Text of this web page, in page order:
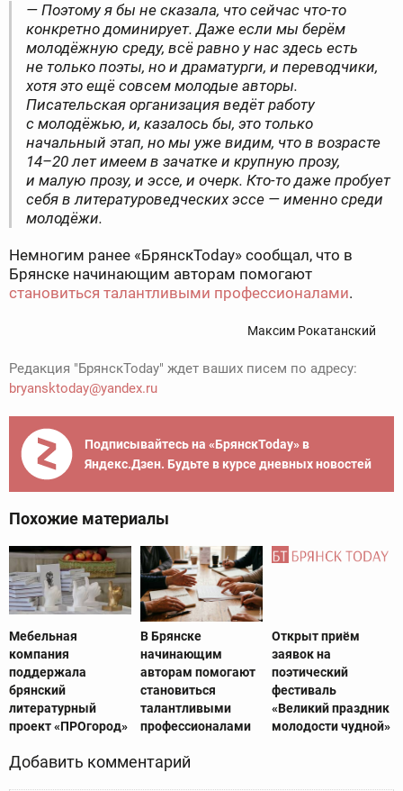
— Поэтому я бы не сказала, что сейчас что-то
конкретно доминирует. Даже если мы берём
молодёжную среду, всё равно у нас здесь есть
не только поэты, но и драматурги, и переводчики,
хотя это ещё совсем молодые авторы.
Писательская организация ведёт работу
с молодёжью, и, казалось бы, это только
начальный этап, но мы уже видим, что в возрасте
14–20 лет имеем в зачатке и крупную прозу,
и малую прозу, и эссе, и очерк. Кто-то даже пробует
себя в литературоведческих эссе — именно среди
молодёжи.
Немногим ранее «БрянскToday» сообщал, что в
Брянске начинающим авторам помогают
становиться талантливыми профессионалами.
Максим Рокатанский
Редакция "БрянскToday" ждет ваших писем по адресу:
bryansktoday@yandex.ru
Подписывайтесь на «БрянскToday» в
Яндекс.Дзен. Будьте в курсе дневных новостей
Похожие материалы
Мебельная
компания
поддержала
брянский
литературный
проект «ПРОгород»
В Брянске
начинающим
авторам помогают
становиться
талантливыми
профессионалами
Открыт приём
заявок на
поэтический
фестиваль
«Великий праздник
молодости чудной»
Добавить комментарий